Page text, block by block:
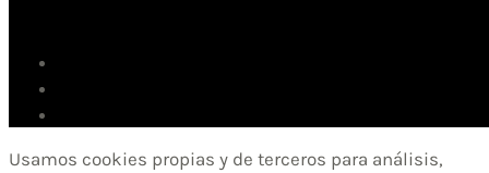
Usamos cookies propias y de terceros para análisis,